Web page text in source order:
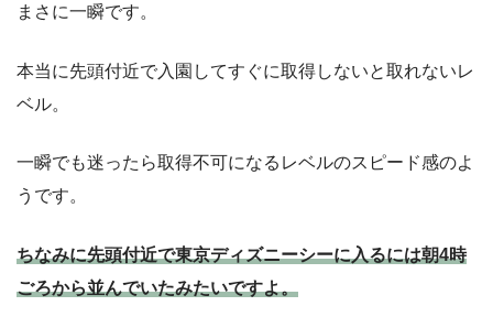
まさに一瞬です。
本当に先頭付近で入園してすぐに取得しないと取れないレ
ベル。
一瞬でも迷ったら取得不可になるレベルのスピード感のよ
うです。
ちなみに先頭付近で東京ディズニーシーに入るには朝4時
ごろから並んでいたみたいですよ。